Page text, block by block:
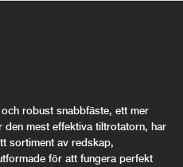
robust snabbfäste, ett mer
mest effektiva tiltrotatorn, har
sortiment av redskap,
för att fungera perfekt